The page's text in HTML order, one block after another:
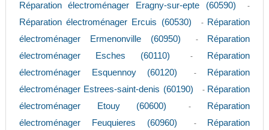
Réparation électroménager Eragny-sur-epte (60590) -
Réparation électroménager Ercuis (60530) - Réparation
électroménager Ermenonville (60950)
-
Réparation
électroménager Esches (60110)
-
Réparation
électroménager Esquennoy (60120)
-
Réparation
électroménager Estrees-saint-denis (60190)
- Réparation
électroménager Etouy (60600)
-
Réparation
électroménager Feuquieres (60960)
-
Réparation